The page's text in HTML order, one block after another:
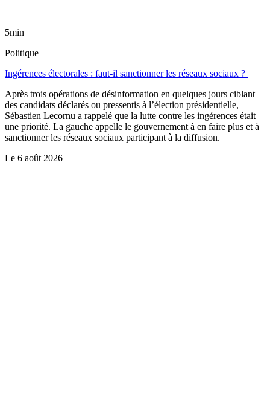
5min
Politique
Ingérences électorales : faut-il sanctionner les réseaux sociaux ?
Après trois opérations de désinformation en quelques jours ciblant
des candidats déclarés ou pressentis à l’élection présidentielle,
Sébastien Lecornu a rappelé que la lutte contre les ingérences était
une priorité. La gauche appelle le gouvernement à en faire plus et à
sanctionner les réseaux sociaux participant à la diffusion.
Le 6 août 2026